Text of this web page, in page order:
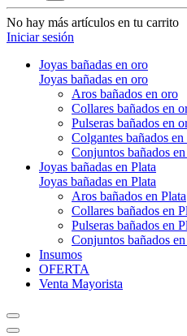
No hay más artículos en tu carrito
Iniciar sesión
Joyas bañadas en oro
Joyas bañadas en oro
Aros bañados en oro
Collares bañados en
Pulseras bañados en
Colgantes bañados
Conjuntos bañados
Joyas bañadas en Plata
Joyas bañadas en Plata
Aros bañados en Plata
Collares bañados en
Pulseras bañados en
Conjuntos bañados en
Insumos
OFERTA
Venta Mayorista